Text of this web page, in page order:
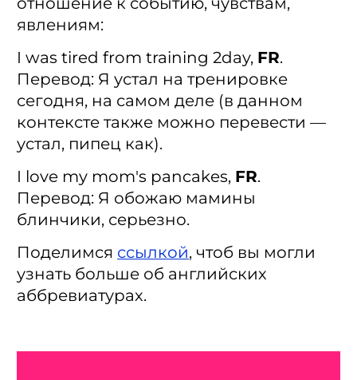
явлениям:
I was tired from training 2day, FR.
Перевод: Я устал на тренировке
сегодня, на самом деле (в данном
контексте также можно перевести —
устал, пипец как).
I love my mom's pancakes, FR.
Перевод: Я обожаю мамины
блинчики, серьезно.
Поделимся ссылкой, чтоб вы могли
узнать больше об английских
аббревиатурах.